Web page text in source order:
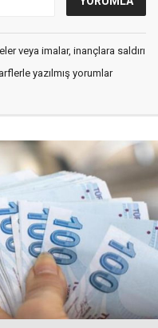
veya imalar, inançlara saldırı
yazılmış yorumlar